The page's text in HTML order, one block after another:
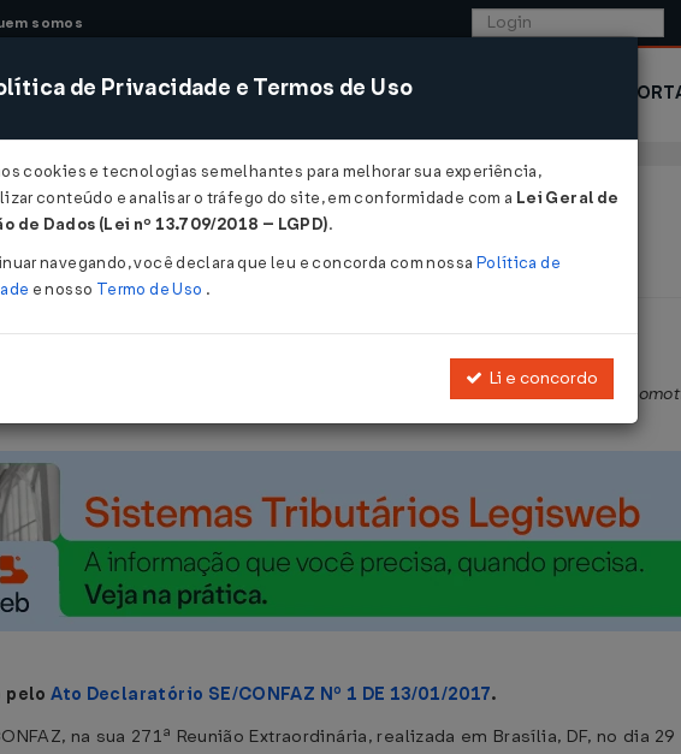
somos
CONSULTORIA SISTEMAS COMÉRCIO EXTERIOR
12/2016
do Convênio ICMS 45/2010, que concede isenção do ICMS nas saídas de
peloAto Declaratório SE/CONFAZ Nº 1 DE 13/01/2017.
na sua 271ª Reunião Extraordinária, realizada em Brasília, DF, no dia
de Privacidade e Termos de Uso
cookies e tecnologias semelhantes para melhorar sua experiência,
conteúdo e analisar o tráfego do site, em conformidade com a Lei Geral de
de Dados (Lei nº 13.709/2018 – LGPD).
navegando, você declara que leu e concorda com nossa Política de
e nosso Termo de Uso .
Li e concordo